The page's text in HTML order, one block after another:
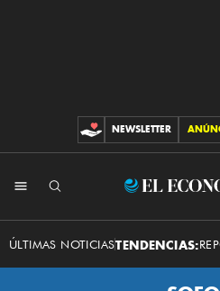
CONTRIBUCIONES
NEWSLETTER
ÚLTIMAS NOTICIASTENDENCIAS: